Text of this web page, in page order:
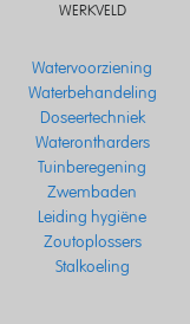
WERKVELD
Watervoorziening
Waterbehandeling
Doseertechniek
Waterontharders
Tuinberegening
Zwembaden
Leiding hygiëne
Zoutoplossers
Stalkoeling